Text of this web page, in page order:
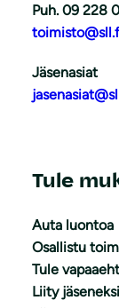
Puh. 09 228
Jäsenasiat
Tule
Auta luontoa
Osallistu
Tule
Liity jäseneksi